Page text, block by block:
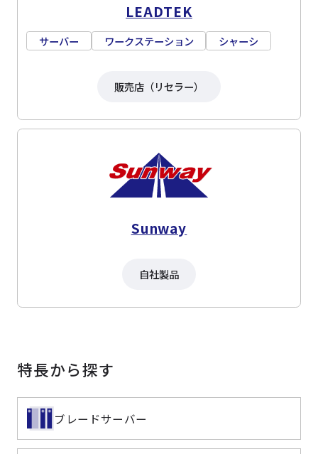
LEADTEK
サーバー ワークステーション シャーシ
販売店（リセラー）
Sunway
自社製品
特長から探す
ブレードサーバー